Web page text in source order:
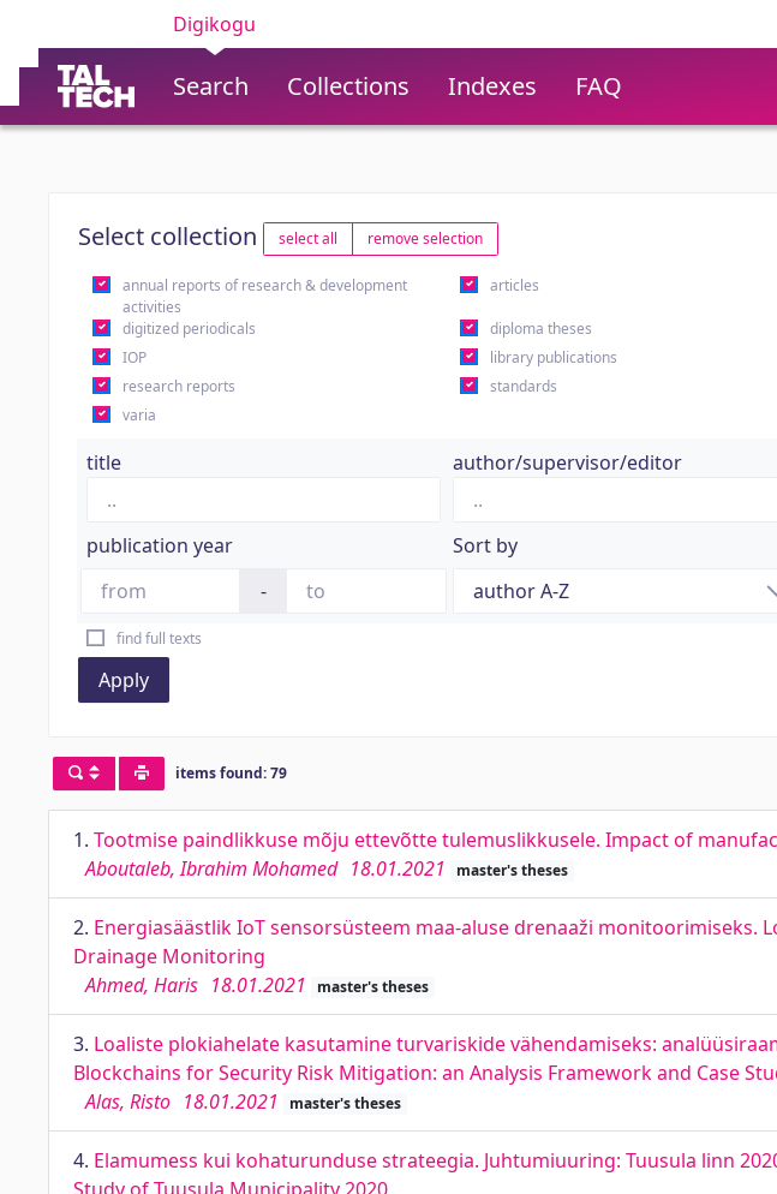
Digikogu
Search Collections Indexes FAQ
Select collection select all remove selection
annual reports of research & development
activities
articles
digitized periodicals diploma theses
IOP
library publications
research reports
standards
varia
title author/supervisor/editor
publication year
-
Sort by
find full texts
Apply
items found: 79
1. Tootmise paindlikkuse mõju ettevõtte tulemuslikkusele. Impact of
Aboutaleb, Ibrahim Mohamed 18.01.2021 master's theses
2. Energiasäästlik IoT sensorsüsteem maa-aluse drenaaži monitoorimiseks.
Drainage Monitoring
Ahmed, Haris 18.01.2021 master's theses
3. Loaliste plokiahelate kasutamine turvariskide vähendamiseks:
Blockchains for Security Risk Mitigation: an Analysis Framework and Case
Alas, Risto 18.01.2021 master's theses
4. Elamumess kui kohaturunduse strateegia. Juhtumiuuring: Tuusula linn